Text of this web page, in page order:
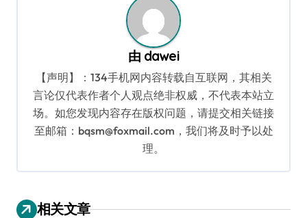
由 dawei
【声明】：134手机网内容转载自互联网，其相关
言论仅代表作者个人观点绝非权威，不代表本站立
场。如您发现内容存在版权问题，请提交相关链接
至邮箱：bqsm@foxmail.com，我们将及时予以处
理。
相关文章